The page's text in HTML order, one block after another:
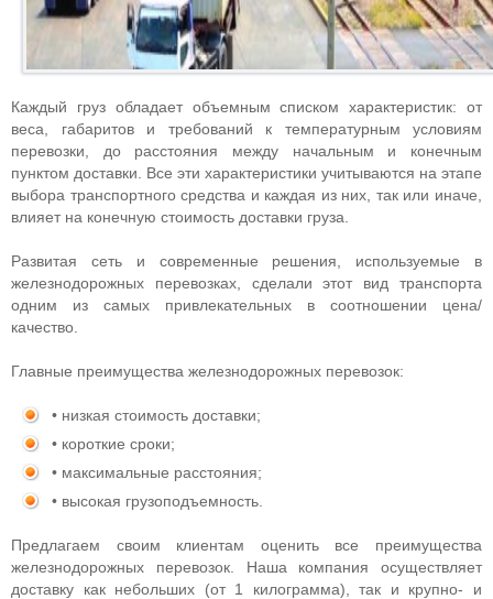
Каждый груз обладает объемным списком характеристик: от
веса, габаритов и требований к температурным условиям
перевозки, до расстояния между начальным и конечным
пунктом доставки. Все эти характеристики учитываются на этапе
выбора транспортного средства и каждая из них, так или иначе,
влияет на конечную стоимость доставки груза.
Развитая сеть и современные решения, используемые в
железнодорожных перевозках, сделали этот вид транспорта
одним из самых привлекательных в соотношении цена/
качество.
Главные преимущества железнодорожных перевозок:
• низкая стоимость доставки;
• короткие сроки;
• максимальные расстояния;
• высокая грузоподъемность.
Предлагаем своим клиентам оценить все преимущества
железнодорожных перевозок. Наша компания осуществляет
доставку как небольших (от 1 килограмма), так и крупно- и